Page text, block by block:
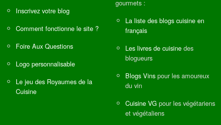
Inscrivez votre blog
Comment fonctionne le site ?
Foire Aux Questions
Logo personnalisable
Le jeu des Royaumes de la
Cuisine
gourmets :
La liste des blogs cuisine en
français
Les livres de cuisine des
blogueurs
Blogs Vins pour les amoureux
du vin
Cuisine VG pour les végétariens
et végétaliens